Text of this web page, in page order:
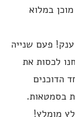
במלוא
פעם שנייה
לכסות את
הדוכנים
בסמטאות.
מומלץ!